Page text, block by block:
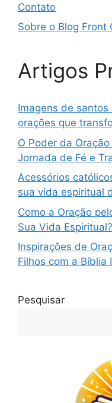
Contato
Sobre o Blog Front
Artigos
Imagens de
orações que
O Poder da
Jornada de Fé e
Acessórios
sua vida espiritual
Como a Oração
Sua Vida Espiritual?
Inspirações de
Filhos com a Bíblia
Pesquisar